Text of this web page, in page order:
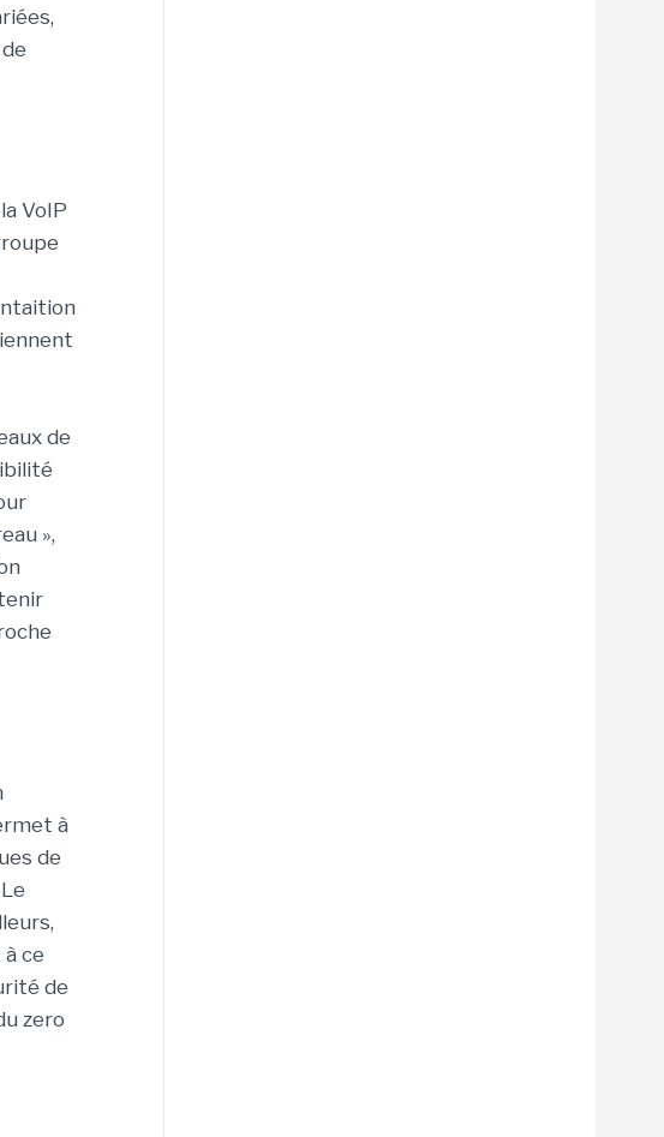
VoIP
de
»,
à
de
ce
de
zero